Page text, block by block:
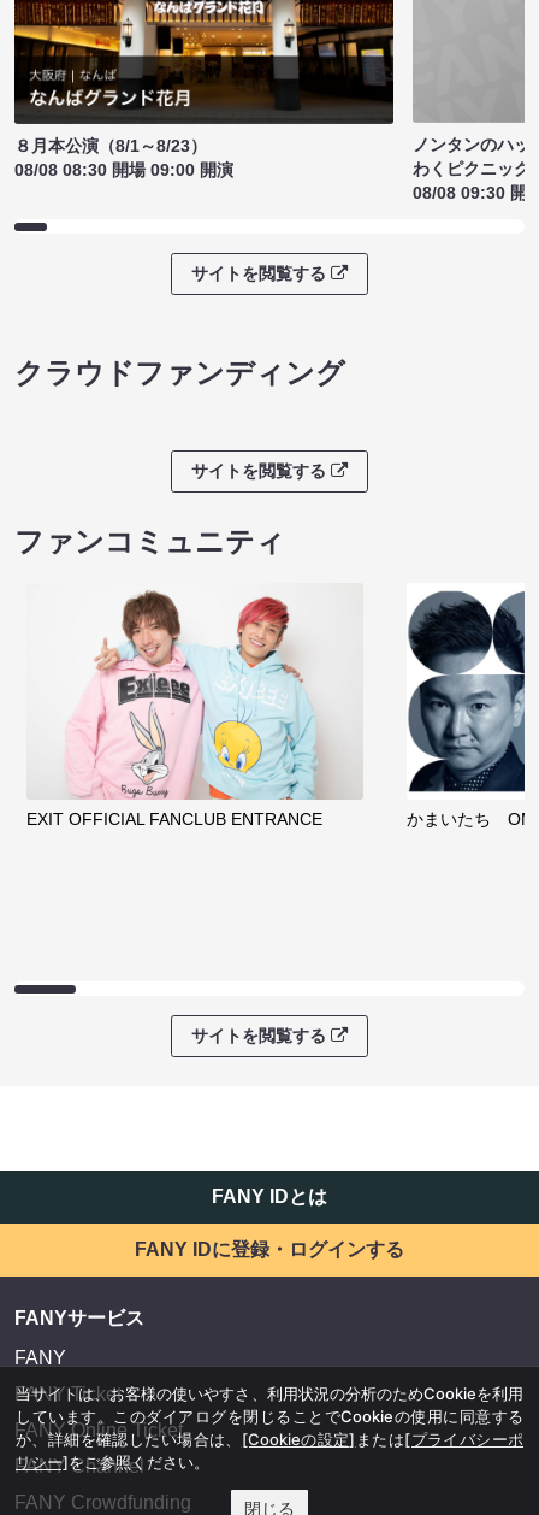
８月本公演（8/1～8/23）
08/08 08:30 開場 09:00 開演
ノンタンのハッ
わくピクニック
08/08 09:30 開
サイトを閲覧する
クラウドファンディング
サイトを閲覧する
ファンコミュニティ
EXIT OFFICIAL FANCLUB ENTRANCE かまいたち
サイトを閲覧する
FANY IDとは
FANY IDに登録・ログインする
FANYサービス
FANY
FANY Ticket
FANY Online Ticket
FANY Channel
FANY Crowdfunding
当サイトは、お客様の使いやすさ、利用状況の分析のためCookieを利用
しています。このダイアログを閉じることでCookieの使用に同意する
か、詳細を確認したい場合は、 [Cookieの設定] または[プライバシーポ
リシー]をご参照ください。
閉じる